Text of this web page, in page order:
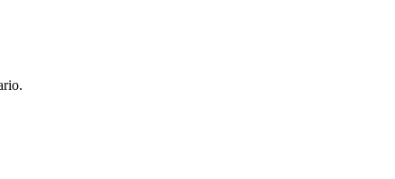
.